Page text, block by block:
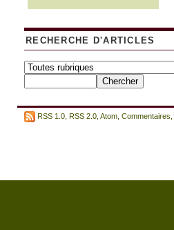
RECHERCHE D'ARTICLES
RSS 1.0 RSS 2.0 Atom Commentaires